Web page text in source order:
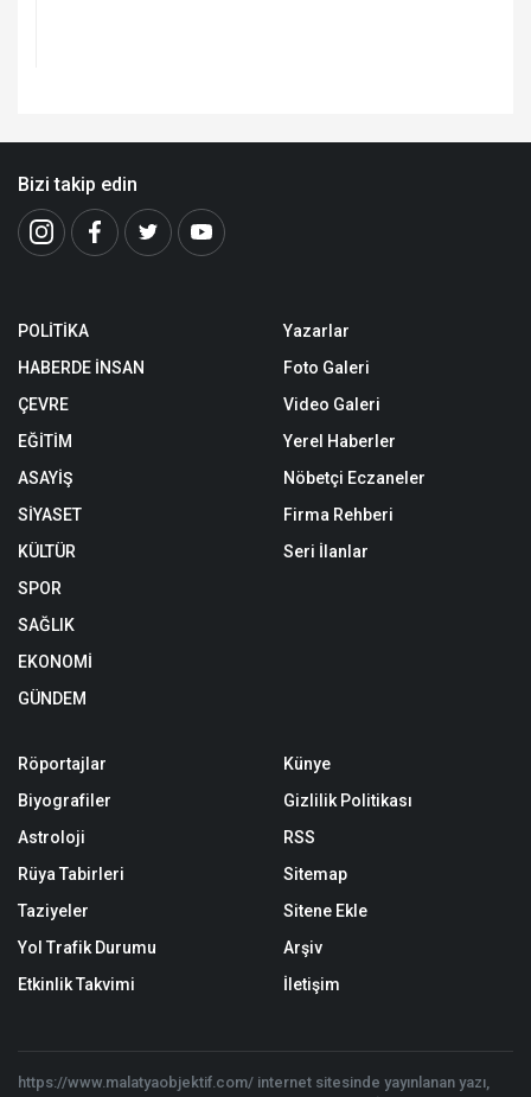
Bizi takip edin
POLİTİKA
HABERDE İNSAN
ÇEVRE
EĞİTİM
ASAYİŞ
SİYASET
KÜLTÜR
SPOR
SAĞLIK
EKONOMİ
GÜNDEM
Yazarlar
Foto Galeri
Video Galeri
Yerel Haberler
Nöbetçi Eczaneler
Firma Rehberi
Seri İlanlar
Röportajlar
Biyografiler
Astroloji
Rüya Tabirleri
Taziyeler
Yol Trafik Durumu
Etkinlik Takvimi
Künye
Gizlilik Politikası
RSS
Sitemap
Sitene Ekle
Arşiv
İletişim
https://www.malatyaobjektif.com/ internet sitesinde yayınlanan yazı,